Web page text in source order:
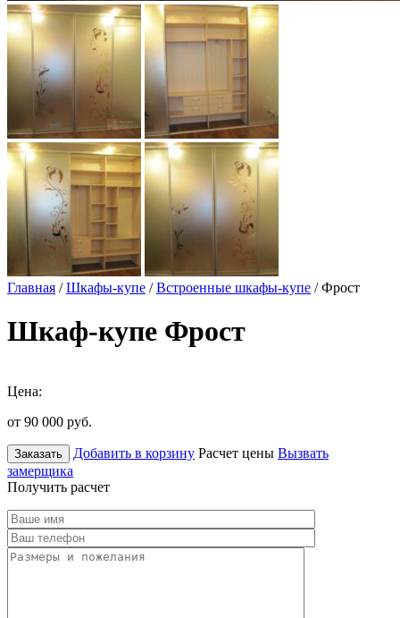
Главная /Шкафы-купе /Встроенные шкафы-купе / Фрост
Шкаф-купе Фрост
Цена:
от 90 000 руб.
Заказать Добавить в корзину Расчет цены Вызвать
замерщика
Получить расчет